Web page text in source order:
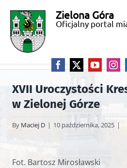
zawartości
Miasto
Zielona
Góra
Zielona Góra
Oficjalny portal
Facebook
X YouTube
XVII Uroczystości
w Zielonej Górze
By Maciej D | 10 października, 2025 |
Fot. Bartosz Mirosławski